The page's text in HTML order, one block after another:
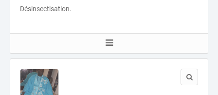
Désinsectisation.